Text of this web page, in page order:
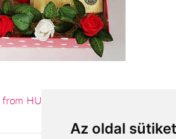
Az oldal
from HUF14,880